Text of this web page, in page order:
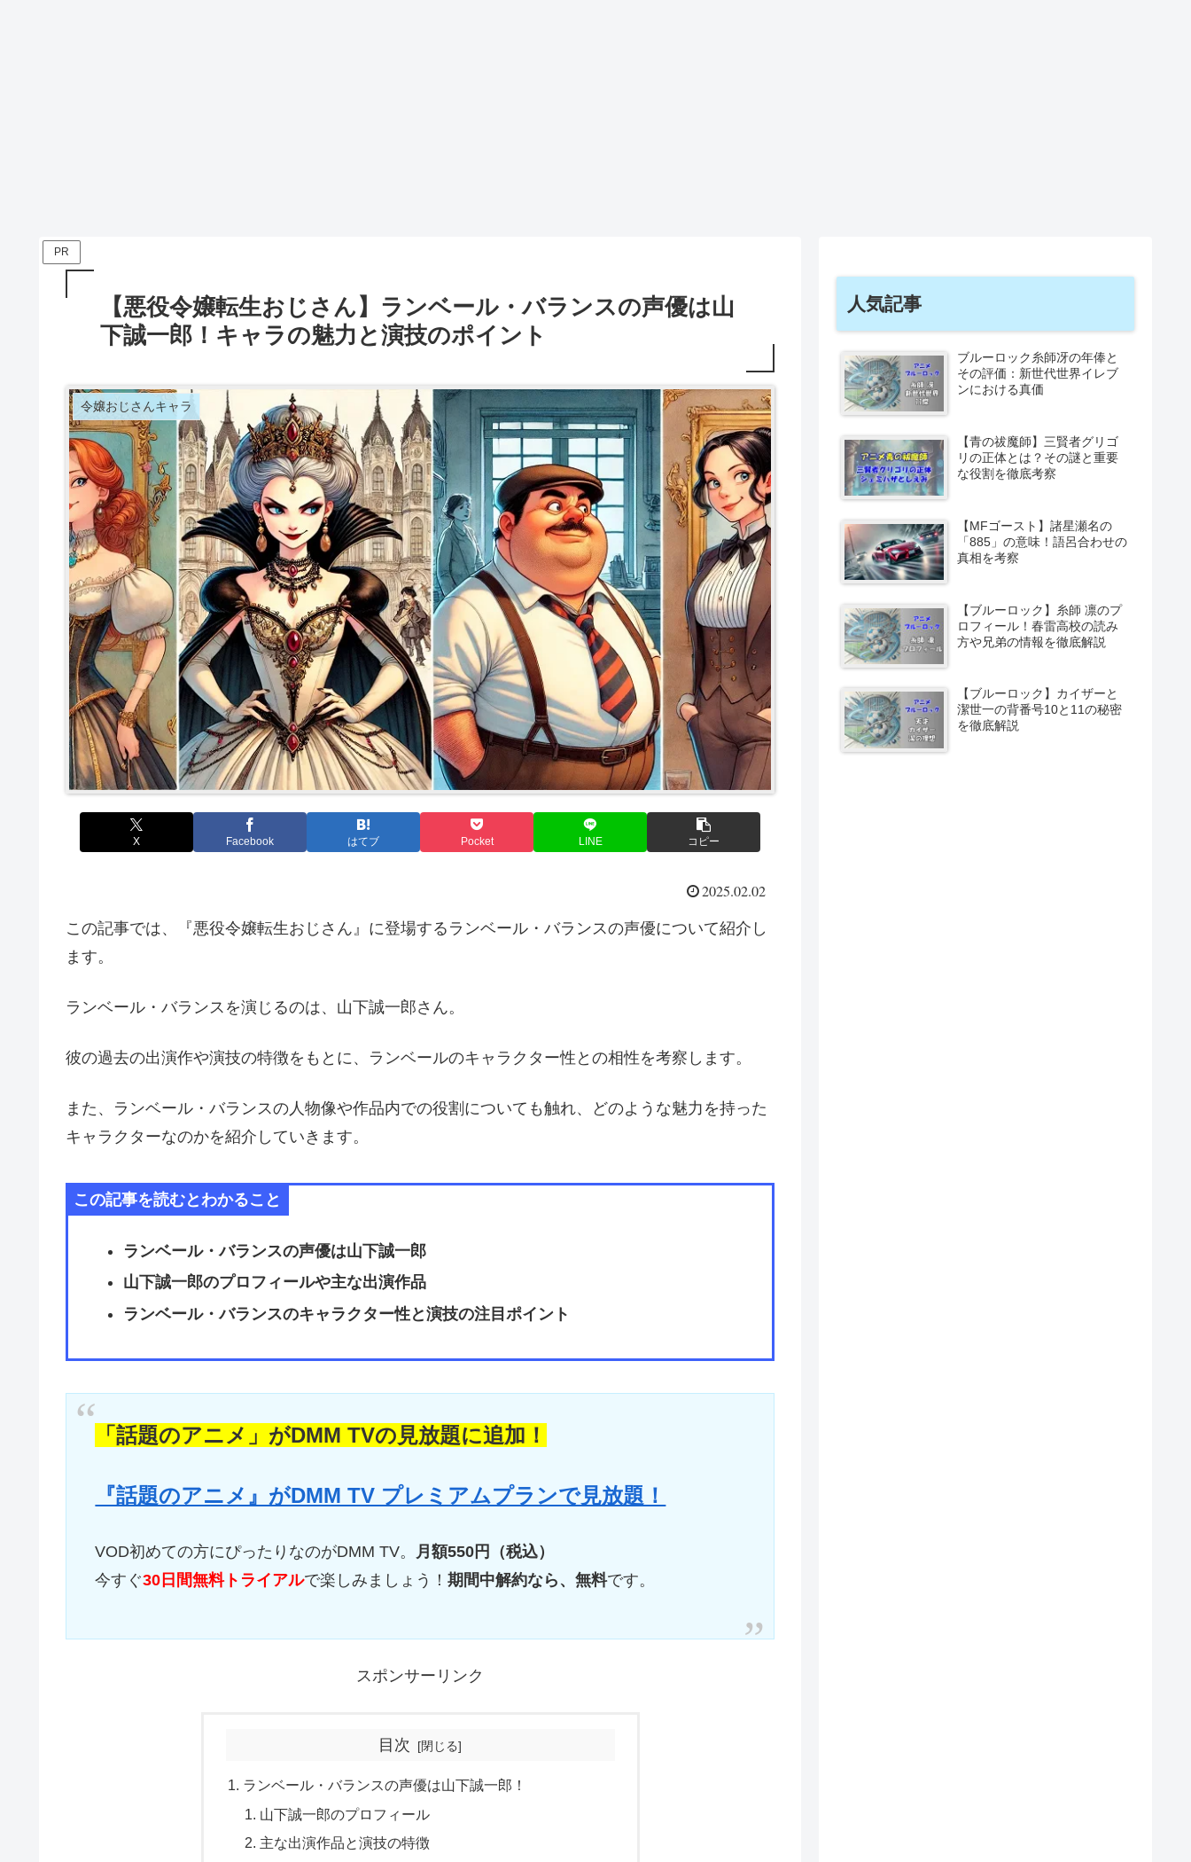
PR
【悪役令嬢転生おじさん】ランベール・バランスの声優は山
下誠一郎！キャラの魅力と演技のポイント
令嬢おじさんキャラ
X Facebook はてブ Pocket LINE コピー
2025.02.02
この記事では、『悪役令嬢転生おじさん』に登場するランベール・バランスの声優について紹介し
ます。
ランベール・バランスを演じるのは、山下誠一郎さん。
彼の過去の出演作や演技の特徴をもとに、ランベールのキャラクター性との相性を考察します。
また、ランベール・バランスの人物像や作品内での役割についても触れ、どのような魅力を持った
キャラクターなのかを紹介していきます。
この記事を読むとわかること
ランベール・バランスの声優は山下誠一郎
山下誠一郎のプロフィールや主な出演作品
ランベール・バランスのキャラクター性と演技の注目ポイント
「話題のアニメ」がDMM TVの見放題に追加！
『話題のアニメ』がDMM TV プレミアムプランで見放題！
VOD初めての方にぴったりなのがDMM TV。
月額550円（税込）
今すぐ30日間無料トライアルで楽しみましょう！期間中解約なら、無料です。
スポンサーリンク
目次
ランベール・バランスの声優は山下誠一郎！
山下誠一郎のプロフィール
主な出演作品と演技の特徴
人気記事
ブルーロック糸師冴の年俸と
その評価：新世代世界イレブ
ンにおける真価
【青の祓魔師】三賢者グリゴ
リの正体とは？その謎と重要
な役割を徹底考察
【MFゴースト】諸星瀬名の
「885」の意味！語呂合わせの
真相を考察
【ブルーロック】糸師 凛のプ
ロフィール！春雷高校の読み
方や兄弟の情報を徹底解説
【ブルーロック】カイザーと
潔世一の背番号10と11の秘密
を徹底解説